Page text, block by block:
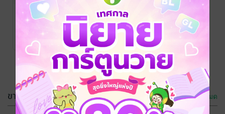
ดิน ชุ่ม อุ่น ไอ
ธนชาติ กองพาลี
การออกแบบและ
สร้างสรรค์
No Rating
ขายดี ดูทั้งหมด